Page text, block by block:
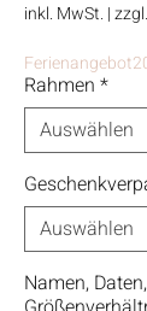
inkl. MwSt. |
Rahmen *
Namen,